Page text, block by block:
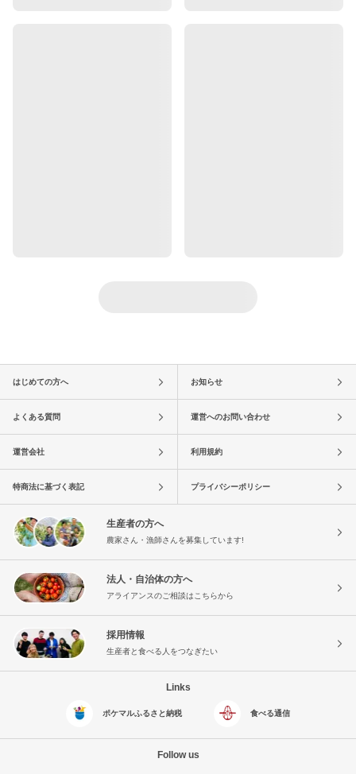
はじめての方へ お知らせ
よくある質問 運営へのお問い合わせ
運営会社 利用規約
特商法に基づく表記 プライバシーポリシー
生産者の方へ
農家さん・漁師さんを募集しています!
法人・自治体の方へ
アライアンスのご相談はこちらから
採用情報
生産者と食べる人をつなぎたい
Links
ポケマルふるさと納税 食べる通信
Follow us